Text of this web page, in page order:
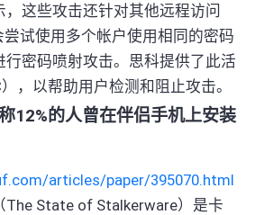
这些攻击还针对其他远程访问
试使用多个帐户使用相同的密码
行密码喷射攻击。思科提供了此活
，以帮助用户检测和阻止攻击。
12%的人曾在伴侣手机上安装
articles/paper/395070.html
The State of Stalkerware）是卡